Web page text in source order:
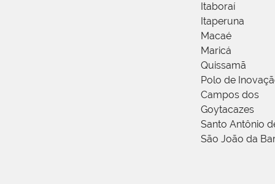
Itaboraí
Itaperuna
Macaé
Maricá
Quissamã
Polo de
Campos dos
Goytacazes
Santo Antônio
São João da